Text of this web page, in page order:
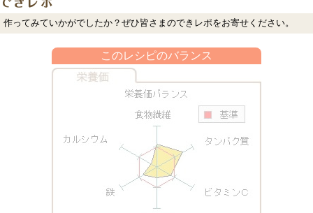
作ってみていかがでしたか？ぜひ皆さまのできレポをお寄せください。
このレシピのバランス